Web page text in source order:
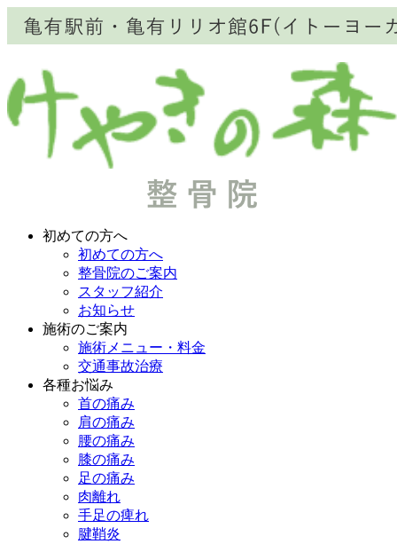
初めての方へ
初めての方へ
整骨院のご案内
スタッフ紹介
お知らせ
施術のご案内
施術メニュー・料金
交通事故治療
各種お悩み
首の痛み
肩の痛み
腰の痛み
膝の痛み
足の痛み
肉離れ
手足の痺れ
腱鞘炎